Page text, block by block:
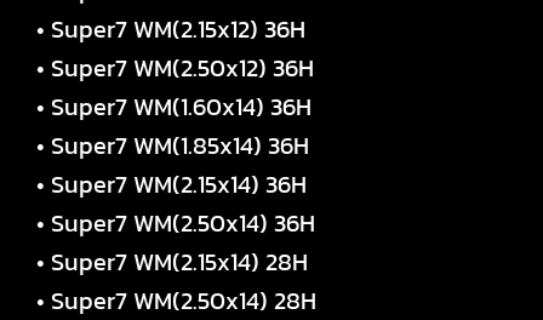
• Super7 WM(2.15x12) 36H
• Super7 WM(2.50x12) 36H
• Super7 WM(1.60x14) 36H
• Super7 WM(1.85x14) 36H
• Super7 WM(2.15x14) 36H
• Super7 WM(2.50x14) 36H
• Super7 WM(2.15x14) 28H
• Super7 WM(2.50x14) 28H